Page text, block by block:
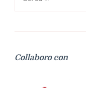
Collaboro con